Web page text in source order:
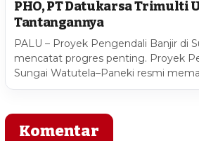
PHO, PT Datukarsa Trimulti
Tantangannya
PALU – Proyek Pengendali Banjir di
mencatat progres penting. Proyek
Sungai Watutela–Paneki resmi
Komentar